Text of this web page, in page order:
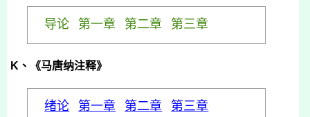
导论 第一章 第二章 第三章
K、《马唐纳注释》
绪论 第一章 第二章 第三章